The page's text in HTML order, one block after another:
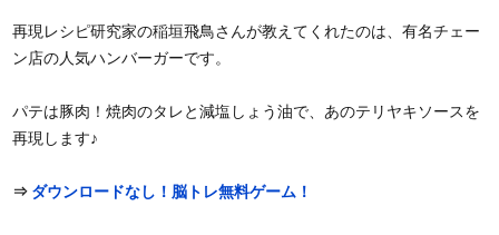
再現レシピ研究家の稲垣飛鳥さんが教えてくれたのは、有名チェー
ン店の人気ハンバーガーです。
パテは豚肉！焼肉のタレと減塩しょう油で、あのテリヤキソースを
再現します♪
⇒ ダウンロードなし！脳トレ無料ゲーム！